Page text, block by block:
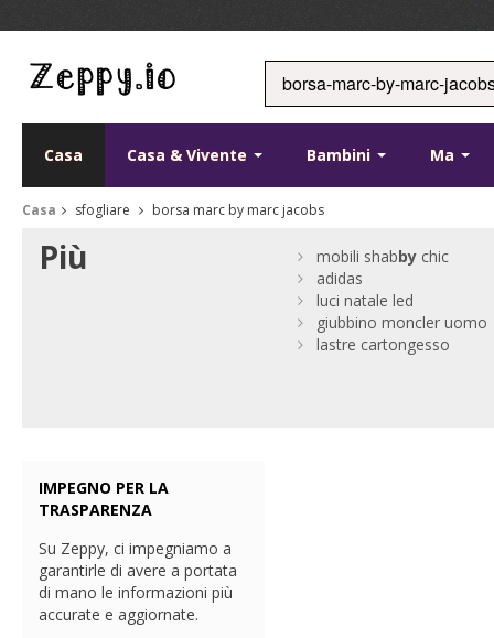
Casa Casa & Vivente Bambini Ma
Casa sfogliare borsa marc by marc jacobs
Più mobili shabby chic
adidas
luci natale led
giubbino moncler uomo
lastre cartongesso
IMPEGNO PER LA
TRASPARENZA
Su Zeppy, ci impegniamo a
garantirle di avere a portata
di mano le informazioni più
accurate e aggiornate.